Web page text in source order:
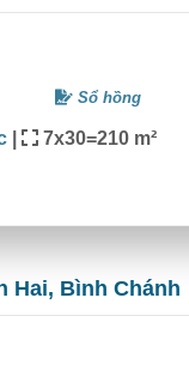
Sổ hồng
| 7x30=210 m²
Hai, Bình Chánh